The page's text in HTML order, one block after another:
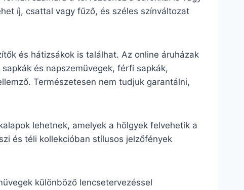
íj, csattal vagy fűző, és széles színváltozat
és hátizsákok is találhat. Az online áruházak
és napszemüvegek, férfi sapkák,
Természetesen nem tudjuk garantálni,
lehetnek, amelyek a hölgyek felvehetik a
és téli kollekcióban stílusos jelzőfények
különböző lencsetervezéssel